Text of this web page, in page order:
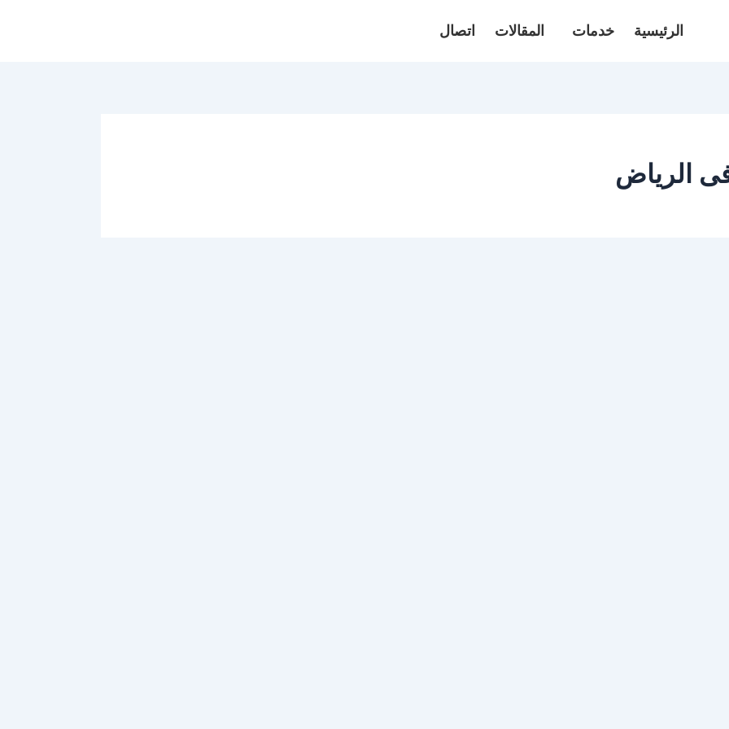
الرئيسية خدمات المقالات اتصال
الرياض